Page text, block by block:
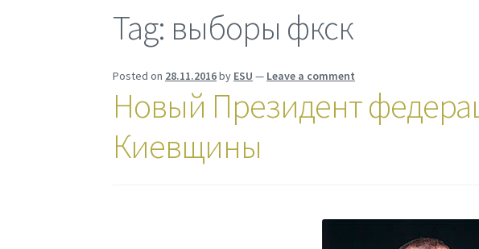
Tag: выборы фкск
Posted on 28.11.2016by ESU — Leave a comment
Новый Президент
Киевщины